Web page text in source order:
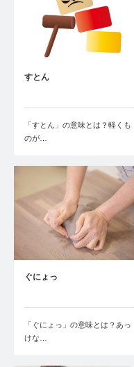
すとん
「すとん」の意味とは？軽くも
のが…
ぐにょっ
「ぐにょっ」の意味とは？あっ
けな…